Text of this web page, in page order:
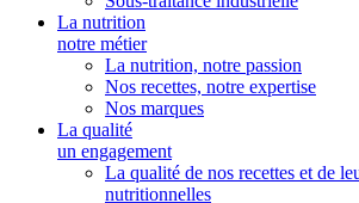
La nutrition
notre métier
La nutrition, notre passion
Nos recettes, notre expertise
Nos marques
La qualité
un engagement
La qualité de nos recettes et de
nutritionnelles